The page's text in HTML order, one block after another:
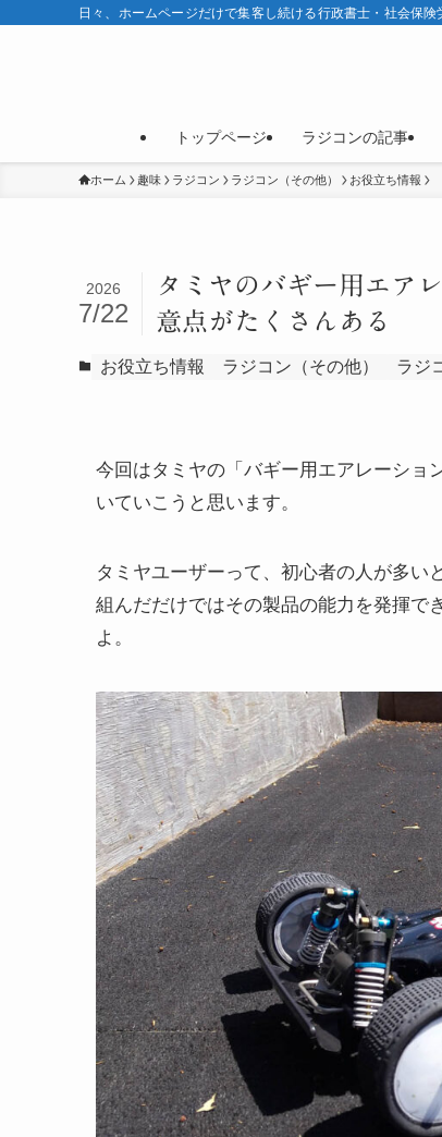
日々、ホームページだけで集客し続ける行政書士・社会保
トップページ ラジコンの記事
ホーム 趣味 ラジコン ラジコン（その他） お役立ち情報
タミヤのバギー用エア
意点がたくさんある
2026
7/22
お役立ち情報 ラジコン（その他） ラジ
今回はタミヤの「バギー用エアレーショ
いていこうと思います。
タミヤユーザーって、初心者の人が多い
組んだだけではその製品の能力を発揮で
よ。